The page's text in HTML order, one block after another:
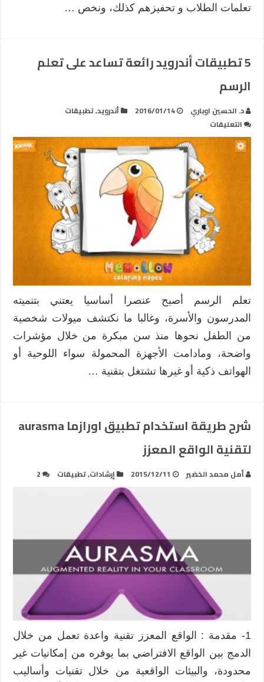
تعلمات الطلاب و تحفيزهم كذلك، ونخص …
5 تطبيقات أندرويد رائعة تساعد على تعلم
الرسم
د. الحسين اوباري 2016/01/14 أندرويد,تطبيقات
التعليقات
5
تطبيقات
أندرويد
رائعة
تساعد
على
تعلم
الرسم
مغلقة
تعلم الرسم أصبح عنصرا أساسيا يعتني بتنميته
المدرسون والأسرة، وغالبا ما نكتشف ميولات شخصية
من الطفل نحوها منذ سن مبكرة من خلال مؤشرات
واضحة، ومادامت الأجهزة المحمولة سواء اللوحية أو
الهواتف ذكية أو غيرها تشتغل بتقنية …
شرح طريقة استخدام تطبيق اورازما aurasma
لتقنية الواقع المعزز
أمل محمد الخضير 2015/12/11 إرشادات,تطبيقات 2
1- مقدمة : الواقع المعزز تقنية واعدة تعمل من خلال
الدمج بين الواقع الافتراضي بما يوفره من إمكانيات غير
محدودة، والبيئات الواقعية من خلال تقنيات وأساليب